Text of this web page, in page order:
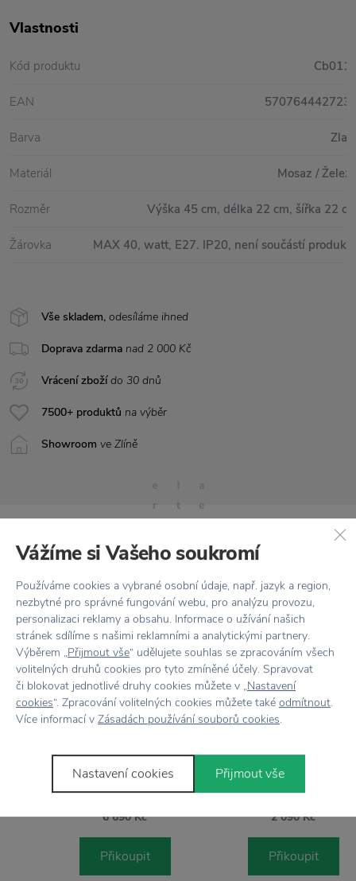
Vše skladem, odesíláme ihned
Doprava zdarma nad 2 000 Kč
Vrácení zbožído 30 dnů
7500+ produktů na výběr
Showroom ve Zlíně
Vlastnosti
Kód produktu
EAN
Barva
Materiál Mosaz /
Rozměr Výška 45 cm, délka 22 cm, šířka 22
Žárovka MAX 40, watt, E27. IP20, není součástí
Stojí zapozornost
DOPRAVA ZDARMA
HOUSE DOCTOR
Nastavitelná závěsná lampa
Molecular
6 690 Kč
Přikoupit
DOPRAVA ZDARMA
BLOOMINGVILLE
2 090 Kč
Přikoupit
Vážíme si Vašeho soukromí
Používáme cookies a vybrané osobní údaje, např. jazyk a region,
nezbytné pro správné fungování webu, pro analýzu provozu,
personalizaci reklamy a obsahu. Informace o užívání našich
stránek sdílíme s našimi reklamními a analytickými partnery.
Výběrem „Přijmout vše“ udělujete souhlas se zpracováním všech
volitelných druhů cookies pro tyto zmíněné účely. Spravovat
či blokovat jednotlivé druhy cookies můžete v „Nastavení
cookies“. Zpracování volitelných cookies můžete také odmítnout.
Více informací v Zásadách používání souborů cookies.
Nastavení cookies Přijmout vše